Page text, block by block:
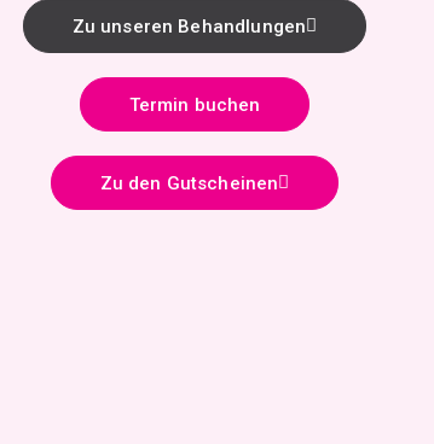
Zu unseren Behandlungen
Termin buchen
Zu den Gutscheinen